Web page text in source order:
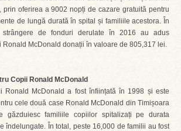
oferirea a 9002 nopți de cazare gratuită pentru
de lungă durată în spital și familiile acestora. În
strângere de fonduri derulate în 2016 au adus
Ronald McDonald donații în valoare de 805,317 lei.
Copii Ronald McDonald
Ronald McDonald a fost înființată în 1998 și este
cele două case Ronald McDonald din Timișoara
găzduiesc familiile copiilor spitalizați pe durata
îndelungate. În total, peste 16,000 de familii au fost